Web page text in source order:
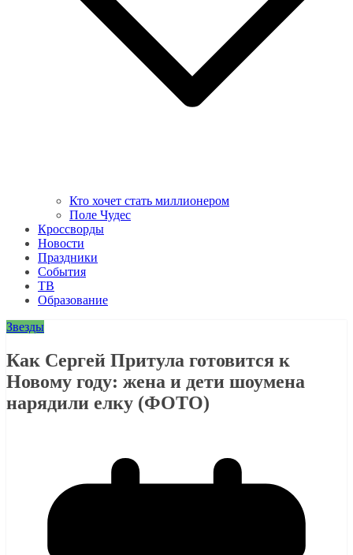
Кто хочет стать миллионером
Поле Чудес
Кроссворды
Новости
Праздники
События
ТВ
Образование
Звезды
Как Сергей Притула готовится к
Новому году: жена и дети шоумена
нарядили елку (ФОТО)